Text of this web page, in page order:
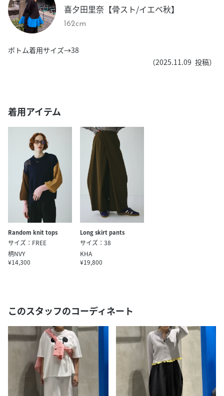
喜夕田里奈【骨スト/イエベ秋】
162cm
ボトム着用サイズ→38
（2025.11.09 投稿）
着用アイテム
Random knit tops
サイズ：FREE
柄NVY
¥14,300
Long skirt pants
サイズ：38
KHA
¥19,800
このスタッフのコーディネート